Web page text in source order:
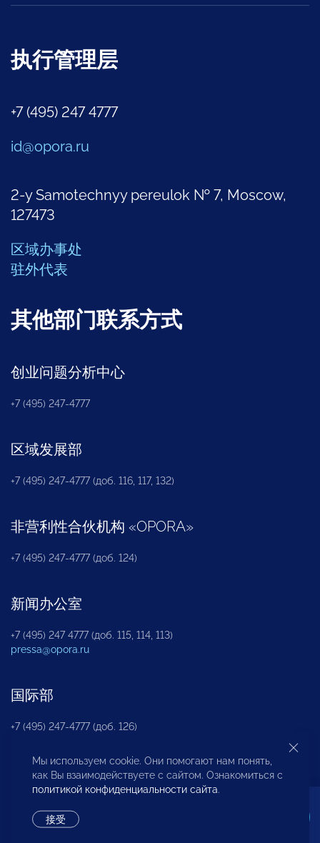
执行管理层
+7 (495) 247 4777
id@opora.ru
2-y Samotechnyy pereulok № 7, Moscow,
127473
区域办事处
驻外代表
其他部门联系方式
创业问题分析中心
+7 (495) 247-4777
区域发展部
+7 (495) 247-4777 (доб. 116, 117, 132)
非营利性合伙机构 «OPORA»
+7 (495) 247-4777 (доб. 124)
新闻办公室
+7 (495) 247 4777 (доб. 115, 114, 113)
pressa@opora.ru
国际部
+7 (495) 247-4777 (доб. 126)
商投权益保护部
Мы используем cookie. Они помогают нам понять,
как Вы взаимодействуете с сайтом. Ознакомиться с
политикой конфиденциальности сайта.
接受